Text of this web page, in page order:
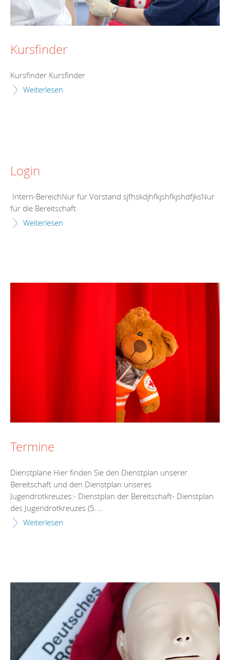
Kursfinder
Kursfinder Kursfinder
Weiterlesen
Login
Intern-BereichNur für Vorstand sjfhskdjhfkjshfkjshdfjksNur
für die Bereitschaft
Weiterlesen
Termine
Dienstpläne Hier finden Sie den Dienstplan unserer
Bereitschaft und den Dienstplan unseres
Jugendrotkreuzes:- Dienstplan der Bereitschaft- Dienstplan
des Jugendrotkreuzes (5....
Weiterlesen